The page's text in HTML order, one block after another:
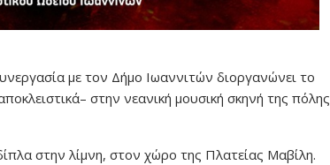
με τον Δήμο Ιωαννιτών διοργανώνει το
στην νεανική μουσική σκηνή της πόλης
στην λίμνη, στον χώρο της Πλατείας Μαβίλη.